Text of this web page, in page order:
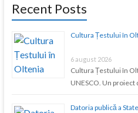
Recent Posts
Cultura Țestului în
6 august 2026
Cultura Țestului în
UNESCO. Un
Datoria publică a